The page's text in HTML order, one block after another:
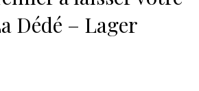
Dédé – Lager